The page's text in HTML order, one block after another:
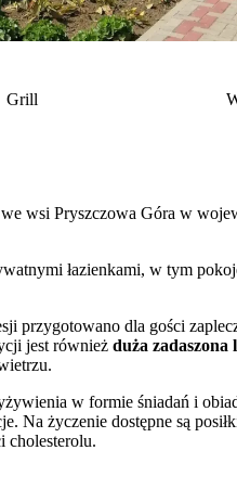
Grill
wsi Pryszczowa Góra w
łazienkami, w tym
przygotowano dla gości
jest również duża zadaszona
w formie śniadań i
Na życzenie dostępne są
cholesterolu.
serwowane posiłki,